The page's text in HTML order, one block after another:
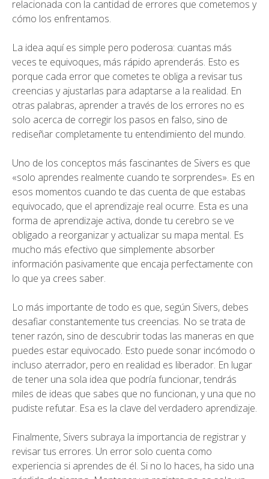
relacionada con la cantidad de errores que cometemos y
cómo los enfrentamos.
La idea aquí es simple pero poderosa: cuantas más
veces te equivoques, más rápido aprenderás. Esto es
porque cada error que cometes te obliga a revisar tus
creencias y ajustarlas para adaptarse a la realidad. En
otras palabras, aprender a través de los errores no es
solo acerca de corregir los pasos en falso, sino de
rediseñar completamente tu entendimiento del mundo.
Uno de los conceptos más fascinantes de Sivers es que
«solo aprendes realmente cuando te sorprendes». Es en
esos momentos cuando te das cuenta de que estabas
equivocado, que el aprendizaje real ocurre. Esta es una
forma de aprendizaje activa, donde tu cerebro se ve
obligado a reorganizar y actualizar su mapa mental. Es
mucho más efectivo que simplemente absorber
información pasivamente que encaja perfectamente con
lo que ya crees saber.
Lo más importante de todo es que, según Sivers, debes
desafiar constantemente tus creencias. No se trata de
tener razón, sino de descubrir todas las maneras en que
puedes estar equivocado. Esto puede sonar incómodo o
incluso aterrador, pero en realidad es liberador. En lugar
de tener una sola idea que podría funcionar, tendrás
miles de ideas que sabes que no funcionan, y una que no
pudiste refutar. Esa es la clave del verdadero aprendizaje.
Finalmente, Sivers subraya la importancia de registrar y
revisar tus errores. Un error solo cuenta como
experiencia si aprendes de él. Si no lo haces, ha sido una